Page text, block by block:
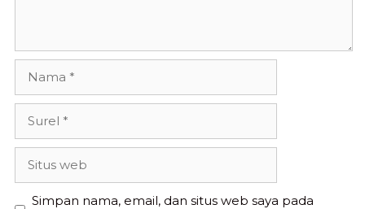
Simpan nama, email, dan situs web saya pada